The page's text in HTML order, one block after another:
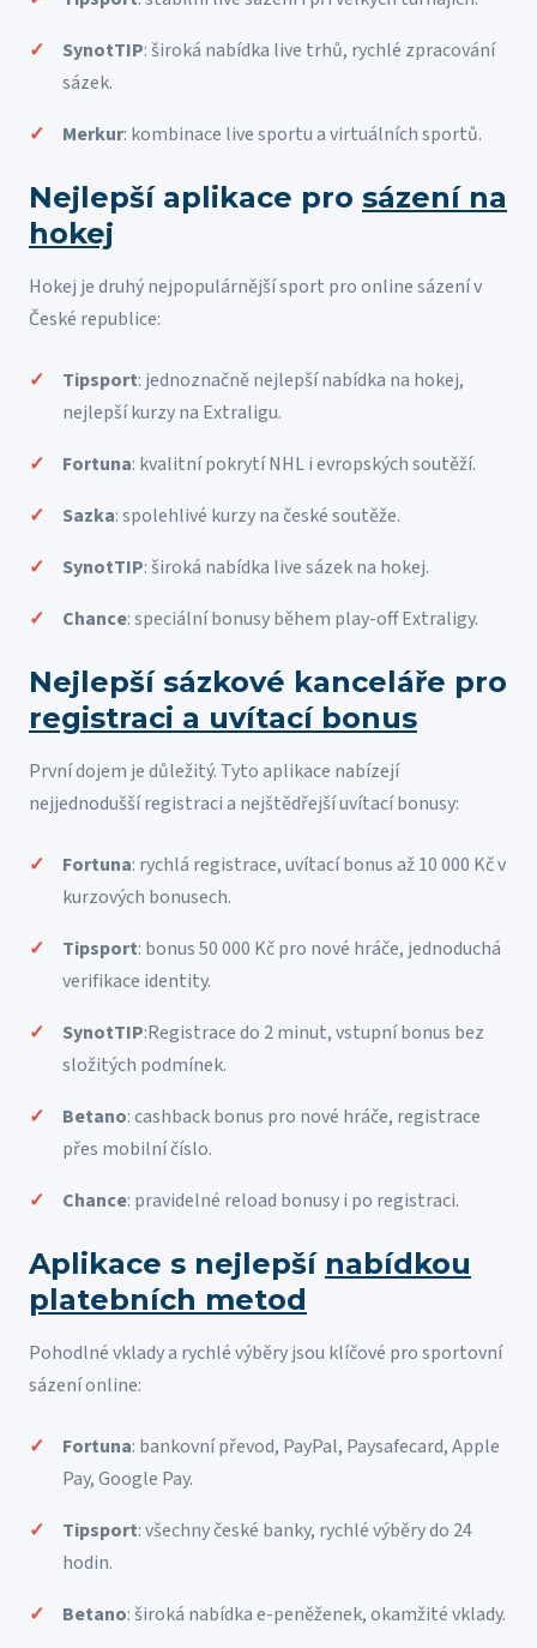
SynotTIP: široká nabídka live trhů, rychlé zpracování
sázek.
Merkur: kombinace live sportu a virtuálních sportů.
Nejlepší aplikace pro sázení na
hokej
Hokej je druhý nejpopulárnější sport pro online sázení v
České republice:
Tipsport: jednoznačně nejlepší nabídka na hokej,
nejlepší kurzy na Extraligu.
Fortuna: kvalitní pokrytí NHL i evropských soutěží.
Sazka: spolehlivé kurzy na české soutěže.
SynotTIP: široká nabídka live sázek na hokej.
Chance: speciální bonusy během play-off Extraligy.
Nejlepší sázkové kanceláře pro
registraci a uvítací bonus
První dojem je důležitý. Tyto aplikace nabízejí
nejjednodušší registraci a nejštědřejší uvítací bonusy:
Fortuna: rychlá registrace, uvítací bonus až 10 000 Kč v
kurzových bonusech.
Tipsport: bonus 50 000 Kč pro nové hráče, jednoduchá
verifikace identity.
SynotTIP:Registrace do 2 minut, vstupní bonus bez
složitých podmínek.
Betano: cashback bonus pro nové hráče, registrace
přes mobilní číslo.
Chance: pravidelné reload bonusy i po registraci.
Aplikace s nejlepší nabídkou
platebních metod
Pohodlné vklady a rychlé výběry jsou klíčové pro sportovní
sázení online:
Fortuna: bankovní převod, PayPal, Paysafecard, Apple
Pay, Google Pay.
Tipsport: všechny české banky, rychlé výběry do 24
hodin.
Betano: široká nabídka e-peněženek, okamžité vklady.